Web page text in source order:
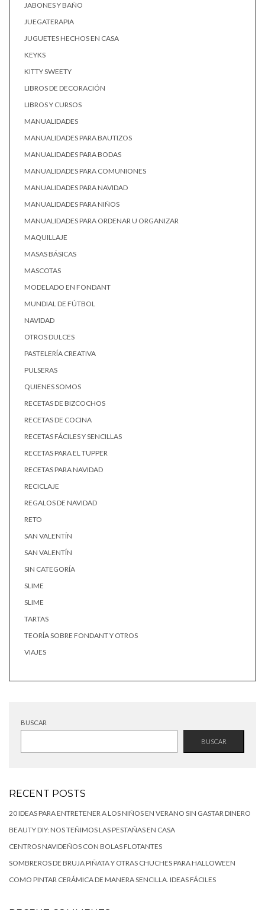
JABONES Y BAÑO
JUEGATERAPIA
JUGUETES HECHOS EN CASA
KEYKS
KITTY SWEETY
LIBROS DE DECORACIÓN
LIBROS Y CURSOS
MANUALIDADES
MANUALIDADES PARA BAUTIZOS
MANUALIDADES PARA BODAS
MANUALIDADES PARA COMUNIONES
MANUALIDADES PARA NAVIDAD
MANUALIDADES PARA NIÑOS
MANUALIDADES PARA ORDENAR U ORGANIZAR
MAQUILLAJE
MASAS BÁSICAS
MASCOTAS
MODELADO EN FONDANT
MUNDIAL DE FÚTBOL
NAVIDAD
OTROS DULCES
PASTELERÍA CREATIVA
PULSERAS
QUIENES SOMOS
RECETAS DE BIZCOCHOS
RECETAS DE COCINA
RECETAS FÁCILES Y SENCILLAS
RECETAS PARA EL TUPPER
RECETAS PARA NAVIDAD
RECICLAJE
REGALOS DE NAVIDAD
RETO
SAN VALENTÍN
SAN VALENTÍN
SIN CATEGORÍA
SLIME
SLIME
TARTAS
TEORÍA SOBRE FONDANT Y OTROS
VIAJES
BUSCAR
BUSCAR
RECENT POSTS
20 IDEAS PARA ENTRETENER A LOS NIÑOS EN VERANO SIN GASTAR DINERO
BEAUTY DIY: NOS TEÑIMOS LAS PESTAÑAS EN CASA
CENTROS NAVIDEÑOS CON BOLAS FLOTANTES
SOMBREROS DE BRUJA PIÑATA Y OTRAS CHUCHES PARA HALLOWEEN
COMO PINTAR CERÁMICA DE MANERA SENCILLA. IDEAS FÁCILES